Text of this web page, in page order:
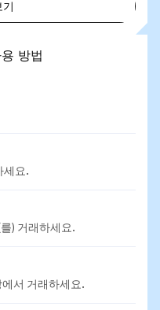
방법
세요.
) 거래하세요.
서 거래하세요.